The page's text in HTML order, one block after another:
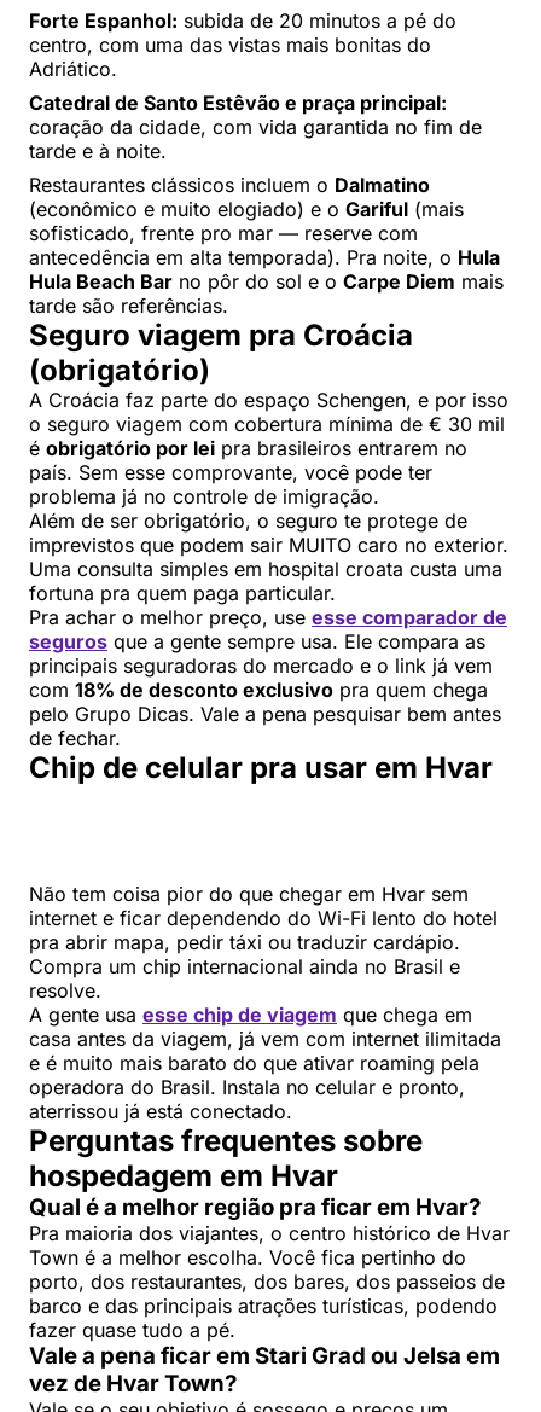
Forte Espanhol: subida de 20 minutos a pé do
centro, com uma das vistas mais bonitas do
Adriático.
Catedral de Santo Estêvão e praça principal:
coração da cidade, com vida garantida no fim de
tarde e à noite.
Restaurantes clássicos incluem o Dalmatino
(econômico e muito elogiado) e o Gariful (mais
sofisticado, frente pro mar — reserve com
antecedência em alta temporada). Pra noite, o Hula
Hula Beach Bar no pôr do sol e o Carpe Diem mais
tarde são referências.
Seguro viagem pra Croácia
(obrigatório)
A Croácia faz parte do espaço Schengen, e por isso
o seguro viagem com cobertura mínima de € 30 mil
é obrigatório por lei pra brasileiros entrarem no
país. Sem esse comprovante, você pode ter
problema já no controle de imigração.
Além de ser obrigatório, o seguro te protege de
imprevistos que podem sair MUITO caro no exterior.
Uma consulta simples em hospital croata custa uma
fortuna pra quem paga particular.
Pra achar o melhor preço, use esse comparador de
seguros que a gente sempre usa. Ele compara as
principais seguradoras do mercado e o link já vem
com 18% de desconto exclusivo pra quem chega
pelo Grupo Dicas. Vale a pena pesquisar bem antes
de fechar.
Chip de celular pra usar em Hvar
Não tem coisa pior do que chegar em Hvar sem
internet e ficar dependendo do Wi-Fi lento do hotel
pra abrir mapa, pedir táxi ou traduzir cardápio.
Compra um chip internacional ainda no Brasil e
resolve.
A gente usa esse chip de viagem que chega em
casa antes da viagem, já vem com internet ilimitada
e é muito mais barato do que ativar roaming pela
operadora do Brasil. Instala no celular e pronto,
aterrissou já está conectado.
Perguntas frequentes sobre
hospedagem em Hvar
Qual é a melhor região pra ficar em Hvar?
Pra maioria dos viajantes, o centro histórico de Hvar
Town é a melhor escolha. Você fica pertinho do
porto, dos restaurantes, dos bares, dos passeios de
barco e das principais atrações turísticas, podendo
fazer quase tudo a pé.
Vale a pena ficar em Stari Grad ou Jelsa em
vez de Hvar Town?